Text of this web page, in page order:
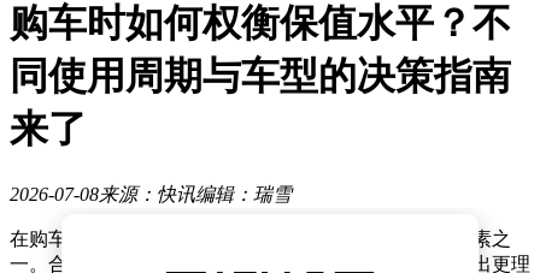
购车时如何权衡保值水平？不
同使用周期与车型的决策指南
来了
2026-07-08来源：快讯编辑：瑞雪
在购车过程中，保值率是许多消费者需要重点考量的因素之
一。合理评估车辆保值水平，有助于消费者在购车时做出更理